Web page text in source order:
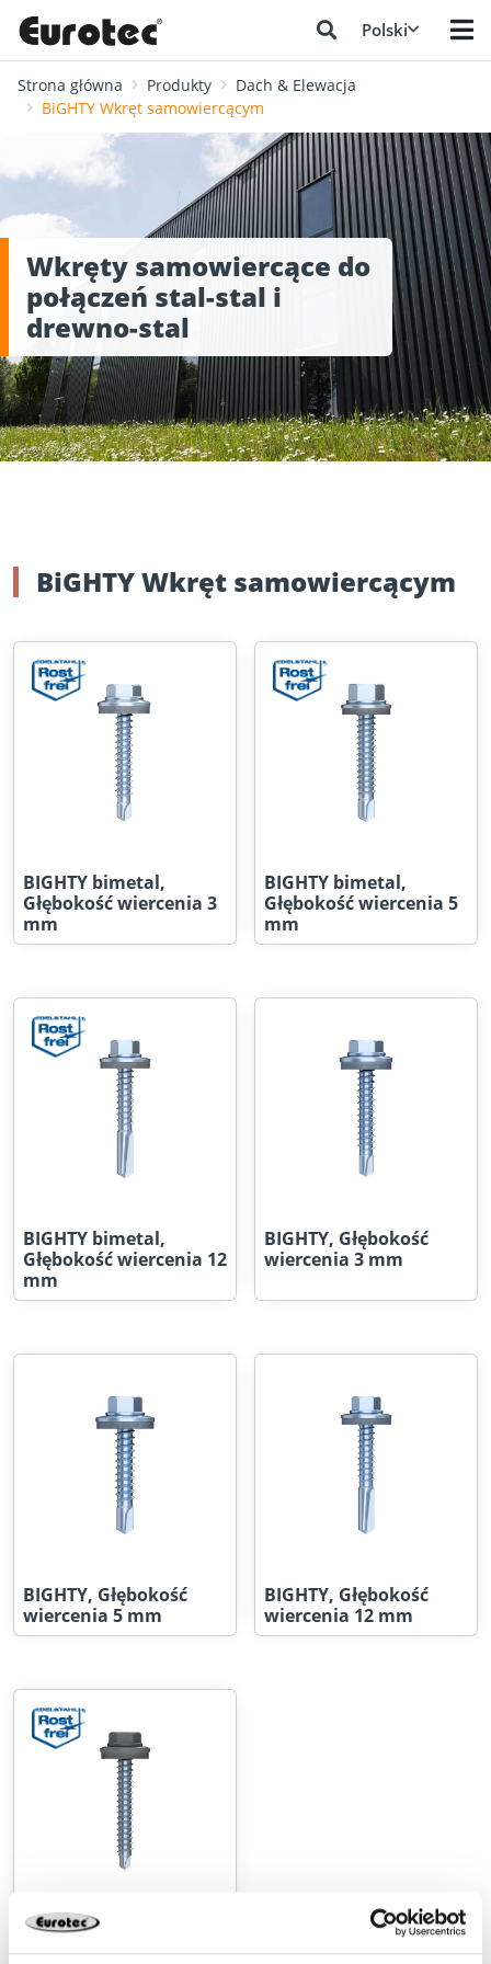
Polski
Strona główna Produkty
Dach & Elewacja
BiGHTY Wkręt samowiercącym
Wkręty samowiercące do
połączeń stal-stal i
drewno-stal
BiGHTY Wkręt samowiercącym
BIGHTY bimetal,
Głębokość wiercenia 3
mm
BIGHTY bimetal,
Głębokość wiercenia 5
mm
BIGHTY bimetal,
Głębokość wiercenia 12
mm
BIGHTY, Głębokość
wiercenia 3 mm
BIGHTY, Głębokość
wiercenia 5 mm
BIGHTY, Głębokość
wiercenia 12 mm
BiGHTY color wkręt
samowiercącym,